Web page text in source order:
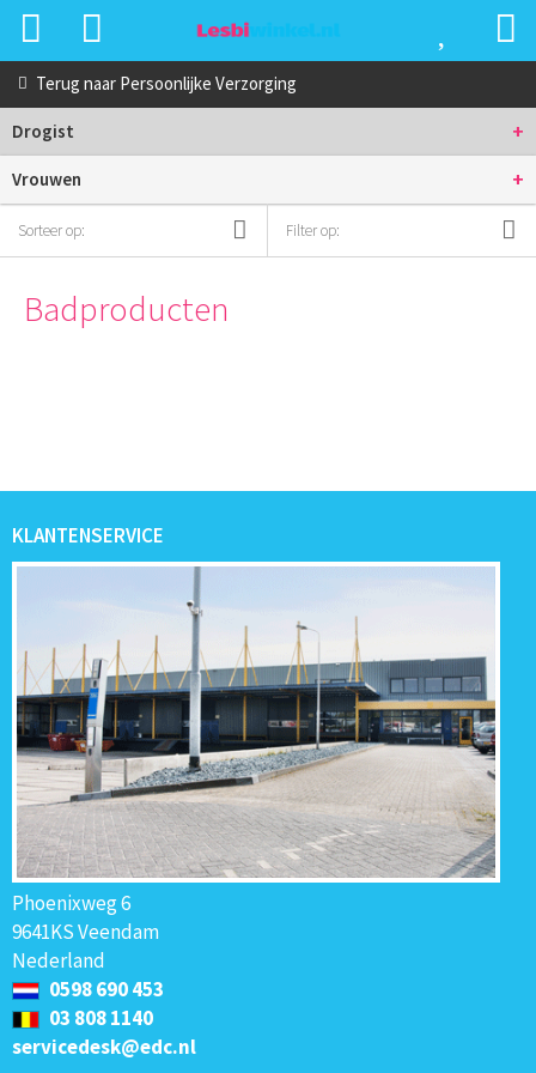
Terug naar Persoonlijke Verzorging
Drogist +
Vrouwen +
Sorteer op: Filter op:
Badproducten
KLANTENSERVICE
Phoenixweg 6
9641KS Veendam
Nederland
0598 690 453
03 808 1140
servicedesk@edc.nl